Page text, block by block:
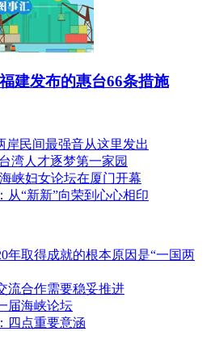
建发布的惠台66条措施
岸民间最强音从这里发出
湾人才逐梦第一家园
峡妇女论坛在厦门开幕
从“新新”向荣到心心相印
年取得成就的根本原因是“一国两
流合作需要稳妥推进
届海峡论坛
四点重要意涵